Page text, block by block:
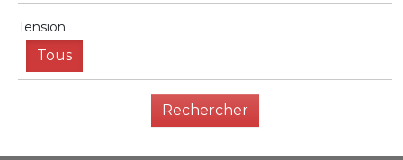
Tension
Tous
Rechercher